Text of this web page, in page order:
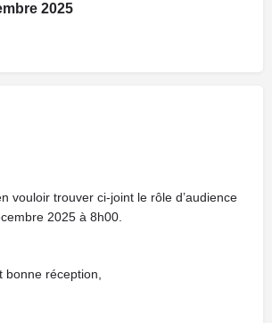
2025
vouloir trouver ci-joint le rôle d’audience
2025 à 8h00.
bonne réception,